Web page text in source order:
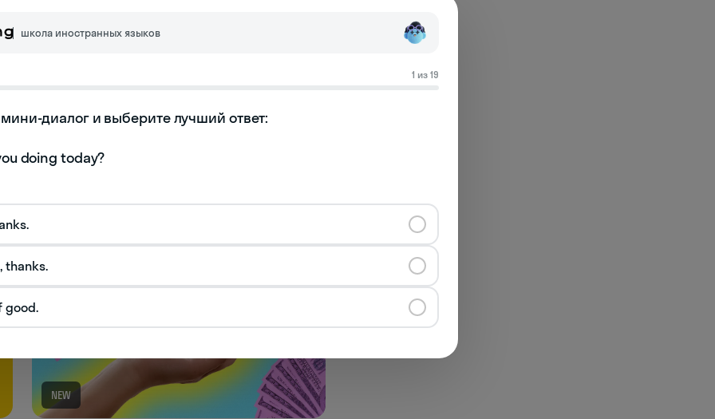
как правильно резать ковер, то есть
почитать здесь. А еще девять сленговых
NEW
школа иностранных языков
1 из 19
диалог и выберите лучший ответ:
thanks.
good.